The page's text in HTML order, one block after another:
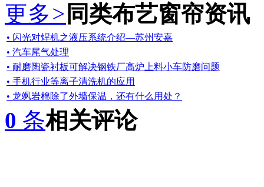
更多> 同类布艺窗帘资讯
• 闪光对焊机之液压系统介绍—苏州安嘉
• 汽车尾气处理
• 耐磨陶瓷衬板可解决钢铁厂高炉上料小车防磨问题
• 手机行业等离子清洗机的应用
• 龙飒岩棉除了外墙保温，还有什么用处？
0 条相关评论